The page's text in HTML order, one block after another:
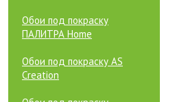
Обои под покраску
ПАЛИТРА Home
Обои под покраску AS
Creation